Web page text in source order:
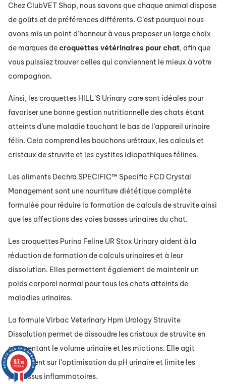
Chez ClubVET Shop, nous savons que chaque animal dispose
de goûts et de préférences différents. C’est pourquoi nous
avons mis un point d’honneur à vous proposer un large choix
de marques decroquettes vétérinaires pour chat, afin que
vous puissiez trouver celles qui conviennent le mieux à votre
compagnon.
Ainsi, les croquettes HILL'S Urinary care sont idéales pour
favoriser une bonne gestion nutritionnelle des chats étant
atteints d’une maladie touchant le bas de l’appareil urinaire
félin. Cela comprend les bouchons urétraux, les calculs et
cristaux de struvite et les cystites idiopathiques félines.
Les aliments Dechra SPECIFIC™ Specific FCD Crystal
Management sont une nourriture diététique complète
formulée pour réduire la formation de calculs de struvite ainsi
que les affections des voies basses urinaires du chat.
Les croquettes Purina Feline UR Stox Urinary aident à la
réduction de formation de calculs urinaires et à leur
dissolution. Elles permettent également de maintenir un
poids corporel normal pour tous les chats atteints de
maladies urinaires.
La formule Virbac Veterinary Hpm Urology Struvite
Dissolution permet de dissoudre les cristaux de struvite en
augmentant le volume urinaire et les mictions. Elle agit
également sur l’optimisation du pH urinaire et limite les
processus inflammatoires.
9.7/10
72638 avis